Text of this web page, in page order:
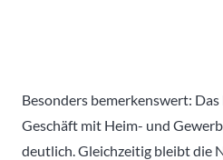
Besonders bemerkenswert:
Geschäft mit Heim- und
deutlich. Gleichzeitig bleibt die